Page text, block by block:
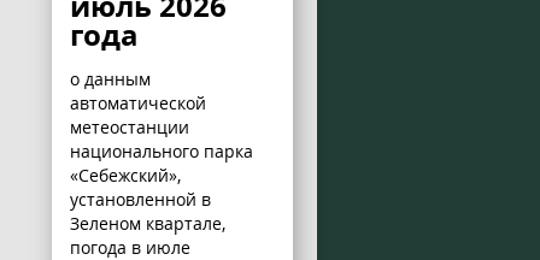
года
о данным
автоматической
метеостанции
национального парка
«Себежский»,
установленной в
Зеленом квартале,
погода в июле